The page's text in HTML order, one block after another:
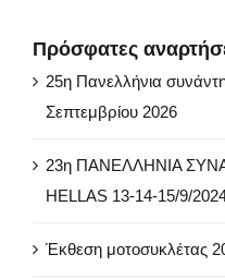
Πρόσφατες
25η Πανελλήνια
Σεπτεμβρίου 2026
23η ΠΑΝΕΛΛΗΝΙΑ
HELLAS 13-14-15/9/
Έκθεση μοτοσυκλέτας